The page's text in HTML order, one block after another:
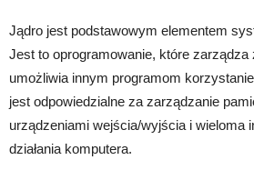
Jądro jest podstawowym elementem
Jest to oprogramowanie, które
umożliwia innym programom
jest odpowiedzialne za zarządzanie
urządzeniami wejścia/wyjścia i wieloma
działania komputera.